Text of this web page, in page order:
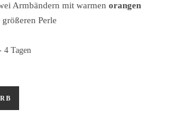
Armbändern mit warmen orangen
Perle
4 Tagen